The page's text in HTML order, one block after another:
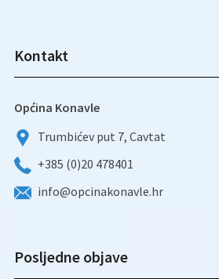
Kontakt
Općina Konavle
Trumbićev put 7, Cavtat
+385 (0)20 478401
info@opcinakonavle.hr
Posljedne objave